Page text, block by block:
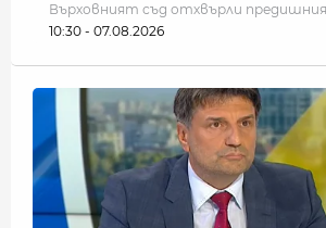
Върховният съд отхвърли
10:30 - 07.08.2026